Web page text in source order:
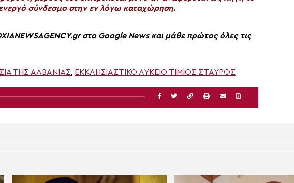
σύνδεσμο στην εν λόγω καταχώρηση.
στο Google News και μάθε πρώτος όλες τις
ΤΗΣ ΑΛΒΑΝΊΑΣ ΕΚΚΛΗΣΙΑΣΤΙΚΌ ΛΎΚΕΙΟ ΤΊΜΙΟΣ ΣΤΑΥΡΌΣ